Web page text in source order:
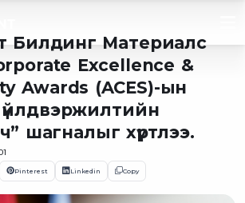
Билдинг Материалс
Excellence &
Awards (ACES)-ын
шагналыг хүртлээ.
Pinterest Linkedin Copy